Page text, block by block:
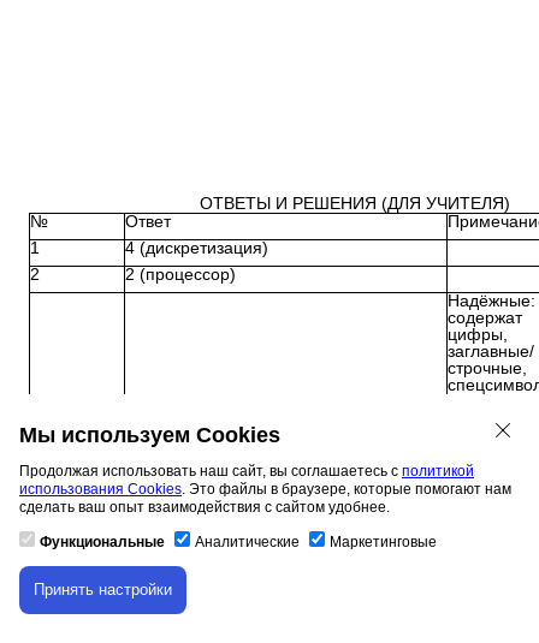
ОТВЕТЫ И РЕШЕНИЯ (ДЛЯ УЧИТЕЛЯ)
№
Ответ
1
4 (дискретизация)
2
2 (процессор)
Надёжные:
содержат
цифры,
заглавные/
строчные,
5
3
3 (Назад в папку мама → Назад в папку
пользователи → Вперёд в папку папа
→ Вперёд в папку фото)
Возврат на
уровня
Снизу: Петя, Аня, Миша, Катя, Антон
Скачивание материала доступно только для
авторизованных пользователей.
Мы используем Cookies
Продолжая использовать наш сайт, вы соглашаетесь с политикой
использования Cookies. Это файлы в браузере, которые помогают нам
сделать ваш опыт взаимодействия с сайтом удобнее.
Функциональные Аналитические Маркетинговые
Принять настройки